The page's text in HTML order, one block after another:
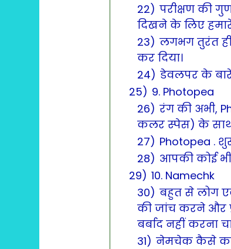
22) परीक्षण की
दिखने के लिए
23) लगभग तुरंत
कर दिया।
24) डेवलपर के
25) 9. Photopea
26) रंग की अभी,
कलर स्पेस) के साथ
27) Photopea .
28) आपकी कोई
29) 10. Namechk
30) बहुत से लोग
की जांच करने और
बर्बाद नहीं करना
31) नेमचेक कैसे